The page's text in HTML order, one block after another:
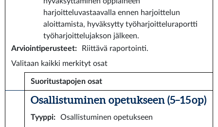
harjoitteluvastaavalla ennen harjoittelun
aloittamista, hyväksytty työharjoitteluraportti
työharjoittelujakson jälkeen.
Arviointiperusteet:
Riittävä raportointi.
Valitaan kaikki merkityt osat
Suoritustapojen osat
Osallistuminen opetukseen (5–15 op)
Tyyppi:
Osallistuminen opetukseen